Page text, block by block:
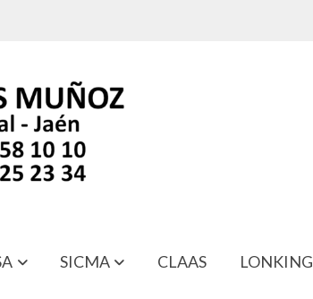
SICMA CLAAS LONKING
BOTELLA ELEVACION GEHL SL-4635